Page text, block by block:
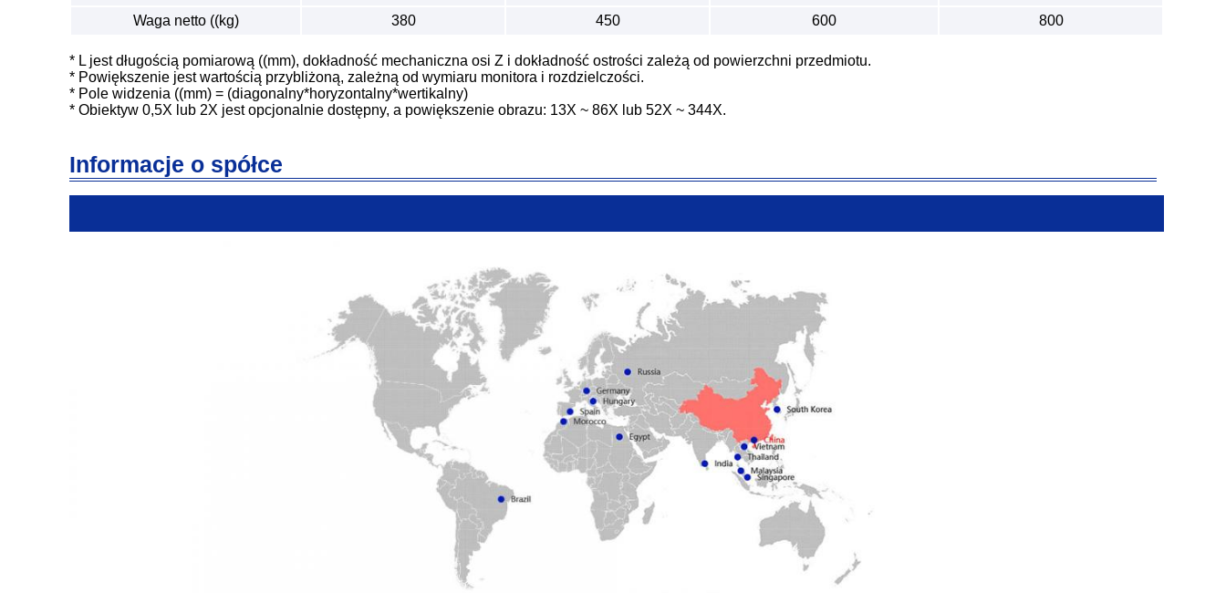
Waga netto ((kg)
380 450 600 800
* L jest długością pomiarową ((mm), dokładność mechaniczna osi Z i dokładność ostrości zależą od powierzchni przedmiotu.
* Powiększenie jest wartością przybliżoną, zależną od wymiaru monitora i rozdzielczości.
* Pole widzenia ((mm) = (diagonalny*horyzontalny*wertikalny)
* Obiektyw 0,5X lub 2X jest opcjonalnie dostępny, a powiększenie obrazu: 13X ~ 86X lub 52X ~ 344X.
Informacje o spółce